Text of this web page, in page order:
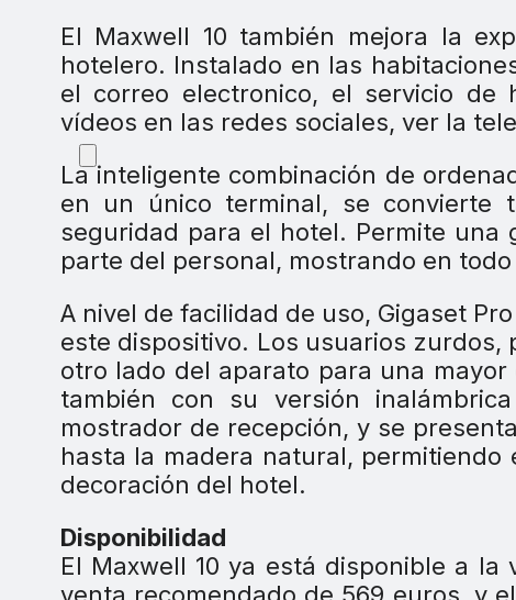
El Maxwell 10 también mejora la
hotelero. Instalado en las
el correo electronico, el servicio de
vídeos en las redes sociales, ver la
La inteligente combinación de
en un único terminal, se convierte
seguridad para el hotel. Permite una
parte del personal, mostrando en
A nivel de facilidad de uso, Gigaset
este dispositivo. Los usuarios
otro lado del aparato para una
también con su versión
mostrador de recepción, y se
hasta la madera natural,
decoración del hotel.
Disponibilidad
El Maxwell 10 ya está disponible a